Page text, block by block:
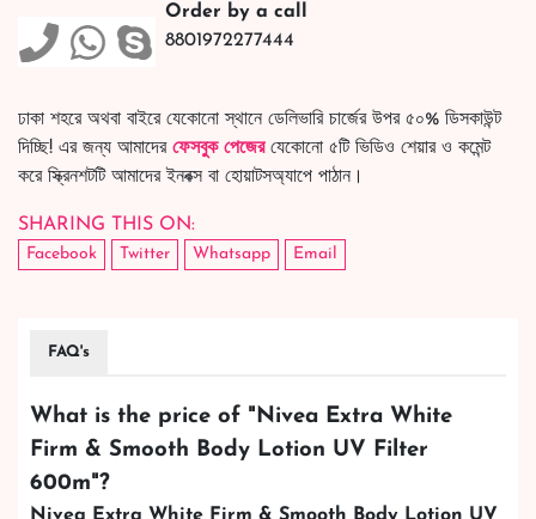
Order by a call
8801972277444
ঢাকা শহরে অথবা বাইরে যেকোনো স্থানে ডেলিভারি চার্জের উপর ৫০% ডিসকাউন্ট
দিচ্ছি! এর জন্য আমাদের ফেসবুক পেজেরযেকোনো ৫টি ভিডিও শেয়ার ও কমেন্ট
করে স্ক্রিনশটটি আমাদের ইনবক্স বা হোয়াটসঅ্যাপে পাঠান।
SHARING THIS ON:
Facebook Twitter Whatsapp Email
FAQ's
What is the price of "Nivea Extra White
Firm & Smooth Body Lotion UV Filter
600m"?